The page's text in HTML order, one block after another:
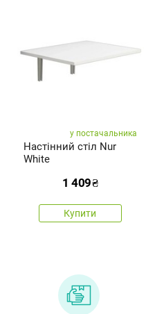
у постачальника
Настінний стіл Nur
White
1 409₴
Купити